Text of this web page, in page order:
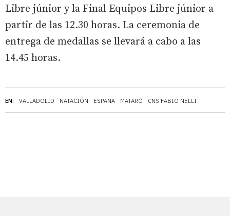
EN: VALLADOLID NATACIÓN ESPAÑA MATARÓ CNS FABIO NELLI
Libre júnior y la Final Equipos Libre júnior a
partir de las 12.30 horas. La ceremonia de
entrega de medallas se llevará a cabo a las
14.45 horas.